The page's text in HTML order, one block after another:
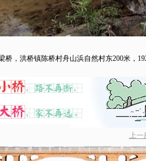
，洪桥镇陈桥村舟山浜自然村东200米，
上一